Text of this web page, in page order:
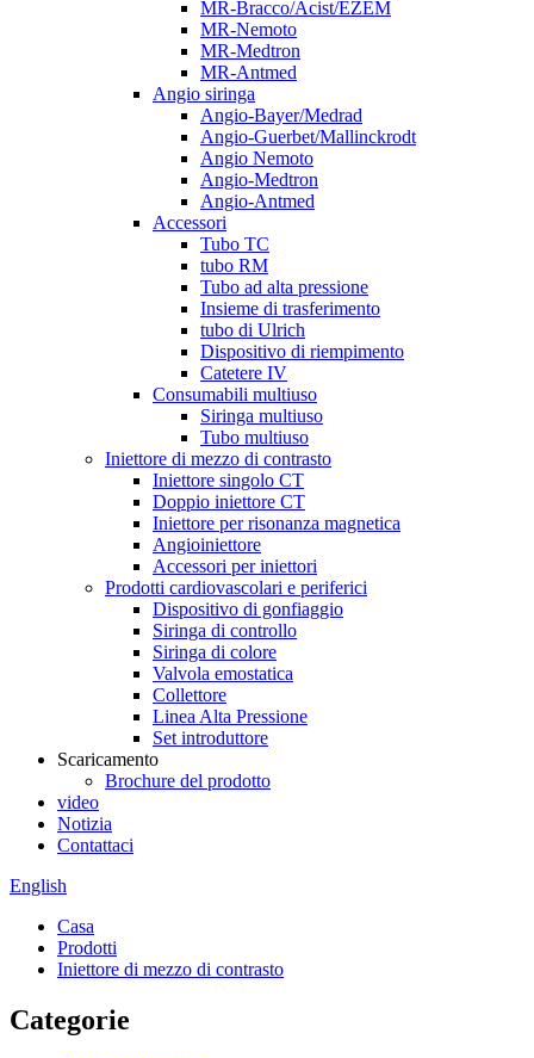
MR-Bracco/Acist/EZEM
MR-Nemoto
MR-Medtron
MR-Antmed
Angio siringa
Angio-Bayer/Medrad
Angio-Guerbet/Mallinckrodt
Angio Nemoto
Angio-Medtron
Angio-Antmed
Accessori
Tubo TC
tubo RM
Tubo ad alta pressione
Insieme di trasferimento
tubo di Ulrich
Dispositivo di riempimento
Catetere IV
Consumabili multiuso
Siringa multiuso
Tubo multiuso
Iniettore di mezzo di contrasto
Iniettore singolo CT
Doppio iniettore CT
Iniettore per risonanza magnetica
Angioiniettore
Accessori per iniettori
Prodotti cardiovascolari e periferici
Dispositivo di gonfiaggio
Siringa di controllo
Siringa di colore
Valvola emostatica
Collettore
Linea Alta Pressione
Set introduttore
Scaricamento
Brochure del prodotto
video
Notizia
Contattaci
English
Casa
Prodotti
Iniettore di mezzo di contrasto
Categorie